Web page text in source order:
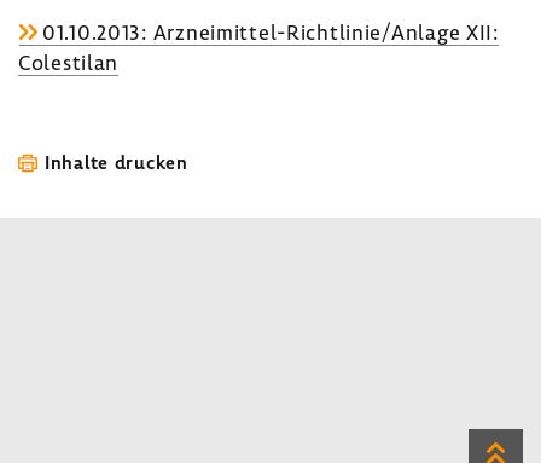
01.10.2013: Arzneimittel-​Richtlinie/Anlage XII:
Cole­stilan
Inhalte drucken
Zum